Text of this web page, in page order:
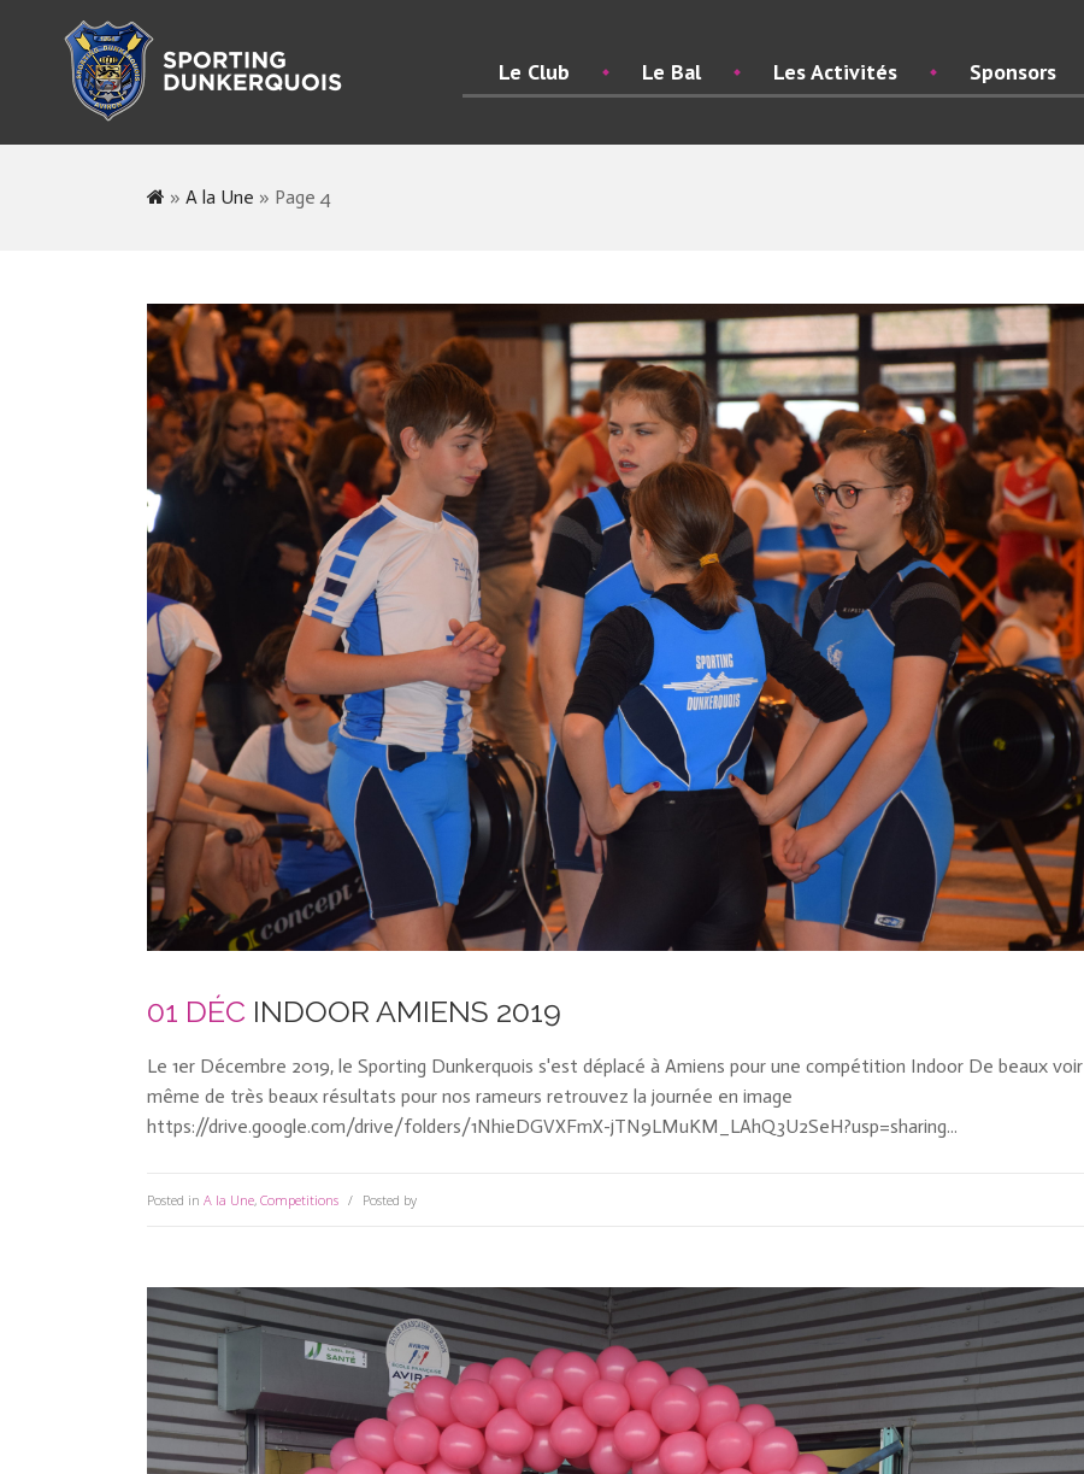
Le Club Le Bal Les Activités Sponsors
» A la Une » Page 4
01 DÉC INDOOR AMIENS 2019
Le 1er Décembre 2019, le Sporting Dunkerquois s'est déplacé à Amiens pour une compétition Indoor De beaux voir
même de très beaux résultats pour nos rameurs retrouvez la journée en image
https://drive.google.com/drive/folders/1NhieDGVXFmX-jTN9LMuKM_LAhQ3U2SeH?usp=sharing...
Posted in A la Une, Competitions Posted by